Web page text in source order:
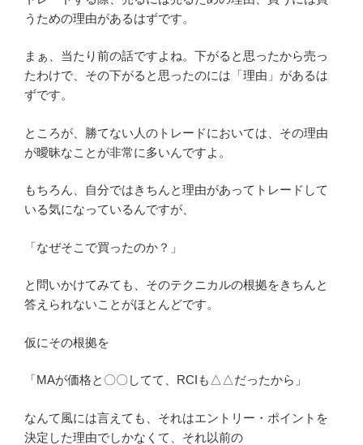
うための理由があるはずです。
まぁ、当たり前の話ですよね。下がると思ったから売っ
たわけで、その下がると思ったのには「理由」があるは
ずです。
ところが、勝てない人のトレードにおいては、その理由
が曖昧なことが非常に多いんですよ。
もちろん、自分ではきちんと理由があってトレードして
いる気になっているんですが、
「なぜそこで買ったのか？」
と問いかけてみても、そのテクニカルの根拠をきちんと
答えられないことがほとんどです。
仮にその根拠を
「MAが価格と〇〇してて、RCIも△△だったから」
なんて風には言えても、それはエントリー・ポイントを
決定した理由でしかなくて、それ以前の